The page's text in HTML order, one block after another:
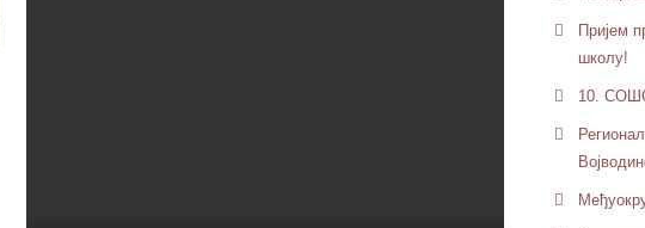
Пријем
школу!
10.